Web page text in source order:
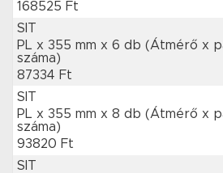
168525 Ft
SIT
PL x 355 mm x 6 db (Átmérő x
száma)
87334 Ft
SIT
PL x 355 mm x 8 db (Átmérő x
száma)
93820 Ft
SIT